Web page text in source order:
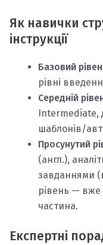
Як навички
інструкції
Базовий
рівні
Середній
Intermediate,
шаблонів/
Просунутий
(англ.),
завданнями
рівень — вже
частина.
Експертні